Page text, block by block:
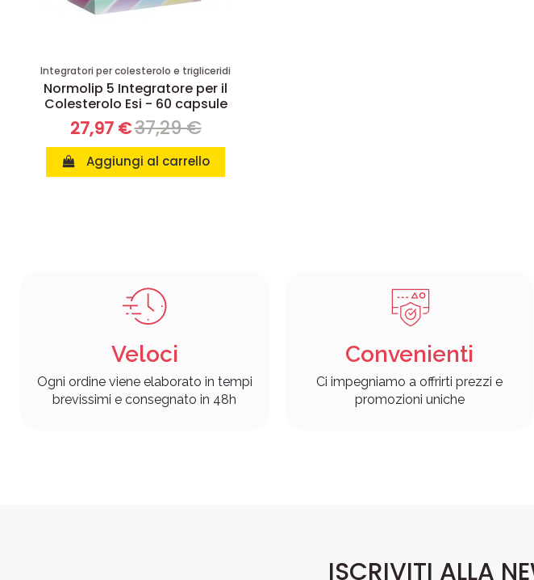
Integratori per colesterolo e trigliceridi
Normolip 5 Integratore per il
Colesterolo Esi - 60 capsule
27,97 €37,29 €
Aggiungi al carrello
Veloci
Ogni ordine viene elaborato in tempi
brevissimi e consegnato in 48h
Convenienti
Ci impegniamo a offrirti prezzi e
promozioni uniche
ISCRIVITI ALLA